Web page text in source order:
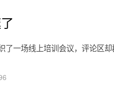
了一场线上培训会议，评论区